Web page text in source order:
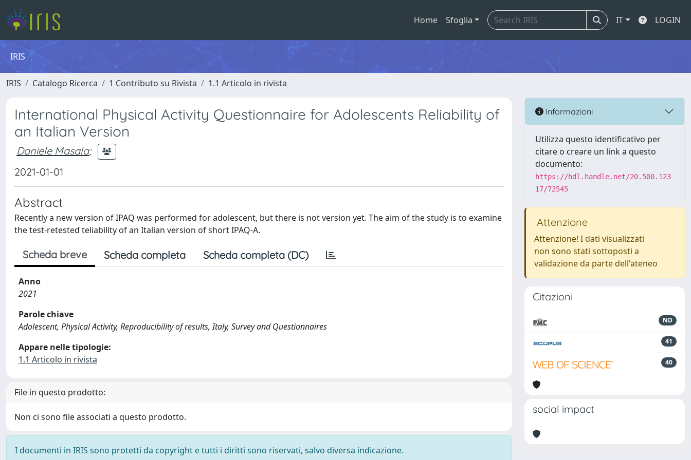
Home Sfoglia IT LOGIN
IRIS
IRIS Catalogo Ricerca 1 Contributo su Rivista 1.1 Articolo in rivista
International Physical Activity Questionnaire for Adolescents Reliability of
an Italian Version
Daniele Masala;
2021-01-01
Abstract
Recently a new version of IPAQ was performed for adolescent, but there is not version yet. The aim of the study is to examine
the test-retested teliability of an Italian version of short IPAQ-A.
Scheda breve Scheda completa Scheda completa (DC)
Anno
2021
Parole chiave
Adolescent, Physical Activity, Reproducibility of results, Italy, Survey and Questionnaires
Appare nelle tipologie:
1.1 Articolo in rivista
File in questo prodotto:
Non ci sono file associati a questo prodotto.
I documenti in IRIS sono protetti da copyright e tutti i diritti sono riservati, salvo diversa indicazione.
Informazioni
Utilizza questo identificativo per
citare o creare un link a questo
documento:
https://hdl.handle.net/20.500.123
17/72545
Attenzione
Attenzione! I dati visualizzati
non sono stati sottoposti a
validazione da parte dell'ateneo
Citazioni
ND
41
40
social impact